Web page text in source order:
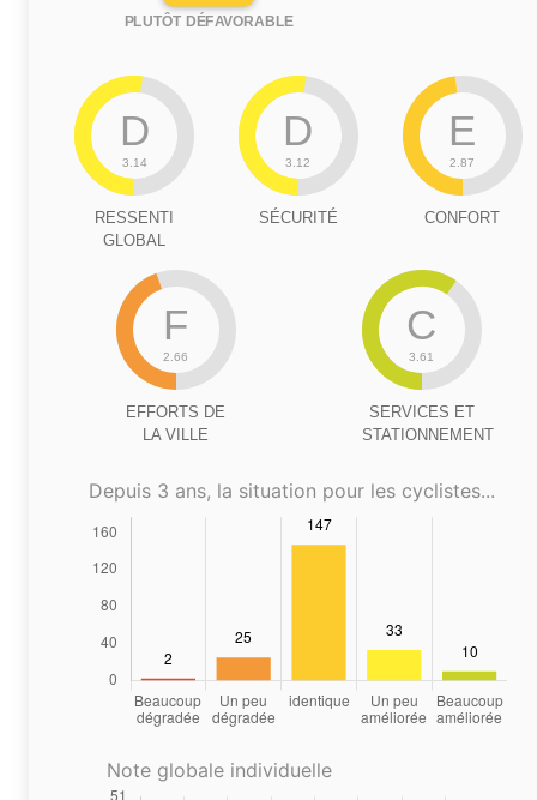
PLUTÔT DÉFAVORABLE
D
3.14
RESSENTI
GLOBAL
D
3.12
SÉCURITÉ
E
2.87
CONFORT
F
2.66
EFFORTS DE
LA VILLE
C
3.61
SERVICES ET
STATIONNEMENT
Depuis 3 ans, la situation pour les cyclistes...
Note globale individuelle